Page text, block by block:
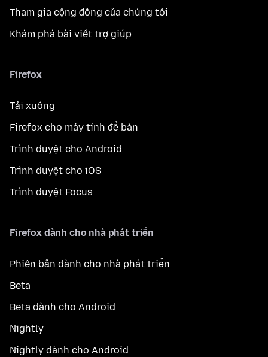
Tham gia cộng đồng của chúng tôi
Khám phá bài viết trợ giúp
Firefox
Tải xuống
Firefox cho máy tính để bàn
Trình duyệt cho Android
Trình duyệt cho iOS
Trình duyệt Focus
Firefox dành cho nhà phát triển
Phiên bản dành cho nhà phát triển
Beta
Beta dành cho Android
Nightly
Nightly dành cho Android